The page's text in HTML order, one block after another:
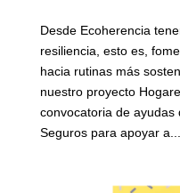
Desde Ecoherencia
resiliencia, esto es,
hacia rutinas más
nuestro proyecto
convocatoria de ayudas
Seguros para apoyar a...